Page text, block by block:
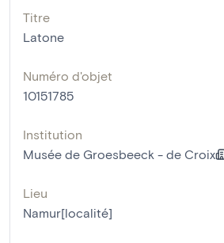
Titre
Latone
Numéro d'objet
10151785
Institution
Musée de Groesbeeck - de Croix
Lieu
Namur[localité]